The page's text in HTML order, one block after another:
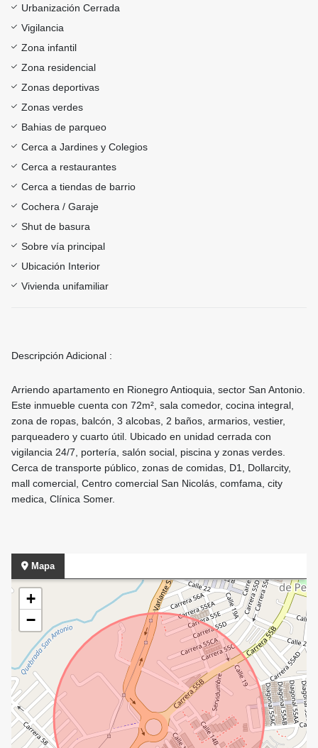
Urbanización Cerrada
Vigilancia
Zona infantil
Zona residencial
Zonas deportivas
Zonas verdes
Bahias de parqueo
Cerca a Jardines y Colegios
Cerca a restaurantes
Cerca a tiendas de barrio
Cochera / Garaje
Shut de basura
Sobre vía principal
Ubicación Interior
Vivienda unifamiliar
Descripción Adicional :
Arriendo apartamento en Rionegro Antioquia, sector San Antonio.
Este inmueble cuenta con 72m², sala comedor, cocina integral,
zona de ropas, balcón, 3 alcobas, 2 baños, armarios, vestier,
parqueadero y cuarto útil. Ubicado en unidad cerrada con
vigilancia 24/7, portería, salón social, piscina y zonas verdes.
Cerca de transporte público, zonas de comidas, D1, Dollarcity,
mall comercial, Centro comercial San Nicolás, comfama, city
medica, Clínica Somer.
Mapa
+
−